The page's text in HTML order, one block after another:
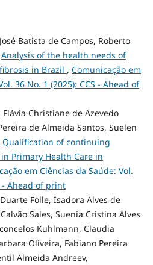
Batista de Campos, Roberto
Analysis of the health needs of
in Brazil , Comunicação em
36 No. 1 (2025): CCS - Ahead of
Flávia Christiane de Azevedo
de Almeida Santos, Suelen
Qualification of continuing
Primary Health Care in
em Ciências da Saúde: Vol.
- Ahead of print
Folle, Isadora Alves de
Sales, Suenia Cristina Alves
Kuhlmann, Claudia
Oliveira, Fabiano Pereira
Almeida Andreev,